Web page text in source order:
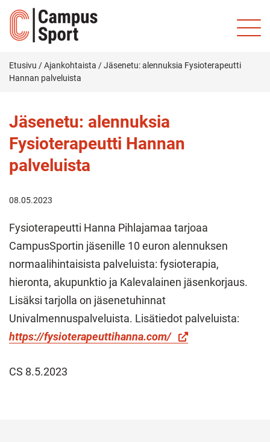
Etusivu /Ajankohtaista /Jäsenetu: alennuksia Fysioterapeutti
Hannan palveluista
Jäsenetu: alennuksia
Fysioterapeutti Hannan
palveluista
08.05.2023
Fysioterapeutti Hanna Pihlajamaa tarjoaa
CampusSportin jäsenille 10 euron alennuksen
normaalihintaisista palveluista: fysioterapia,
hieronta, akupunktio ja Kalevalainen jäsenkorjaus.
Lisäksi tarjolla on jäsenetuhinnat
Univalmennuspalveluista. Lisätiedot palveluista:
https://fysioterapeuttihanna.com/
CS 8.5.2023